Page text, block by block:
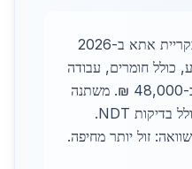
מחיר חיזוק מבנים בברזל בקריית אתא ב-2026
כולל חומרים, עבודה
ותכנון. למבנה 100 מ"ר: כ-48,000 ₪. משתנה
בגודל, מורכבות ותקנים. כולל בדיקות NDT.
זול יותר מחיפה.